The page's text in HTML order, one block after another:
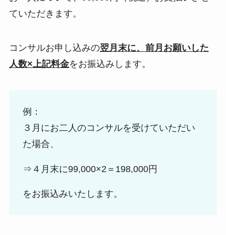
ていただきます。
コンサルお申し込みの翌月末に、前月お願いした
人数×上記料金をお振込みします。
例：
３月にお二人のコンサルを受けていただい
た場合、
⇒４月末に99,000×2＝198,000円
をお振込みいたします。